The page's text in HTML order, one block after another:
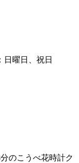
曜日、祝日
のこうべ花時計ク